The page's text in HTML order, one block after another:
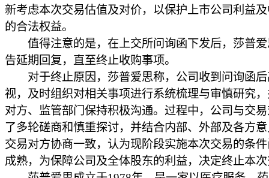
新考虑本次交易估值及对价，以保护上市公司利益
的合法权益。
值得注意的是，在上交所问询函下发后，莎普爱
告延期回复，直至终止收购事项。
对于终止原因，莎普爱思称，公司收到问询函后
视，及时组织对相关事项进行系统梳理与审慎研究
对方、监管部门保持积极沟通。过程中，公司与交
了多轮磋商和慎重探讨，并结合内部、外部及各方
交易对方协商一致，认为现阶段实施本次交易的条
成熟，为保障公司及全体股东的利益，决定终止本